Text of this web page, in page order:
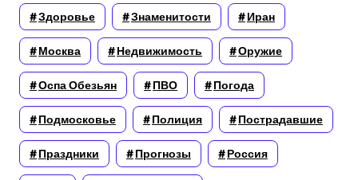
Здоровье Знаменитости Иран
Москва Недвижимость Оружие
Оспа Обезьян ПВО Погода
Подмосковье Полиция Пострадавшие
Праздники Прогнозы Россия